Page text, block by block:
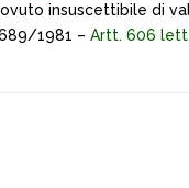
insuscettibile di
1981 – Artt. 606